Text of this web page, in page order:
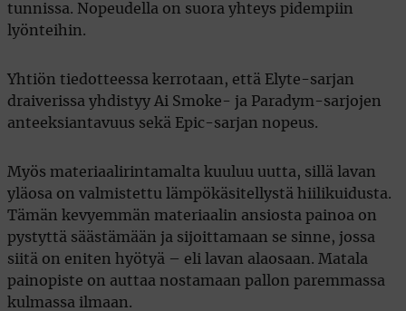
tunnissa. Nopeudella on suora yhteys pidempiin
lyönteihin.
Yhtiön tiedotteessa kerrotaan, että Elyte-sarjan
draiverissa yhdistyy Ai Smoke- ja Paradym-sarjojen
anteeksiantavuus sekä Epic-sarjan nopeus.
Myös materiaalirintamalta kuuluu uutta, sillä lavan
yläosa on valmistettu lämpökäsitellystä hiilikuidusta.
Tämän kevyemmän materiaalin ansiosta painoa on
pystyttä säästämään ja sijoittamaan se sinne, jossa
siitä on eniten hyötyä – eli lavan alaosaan. Matala
painopiste on auttaa nostamaan pallon paremmassa
kulmassa ilmaan.